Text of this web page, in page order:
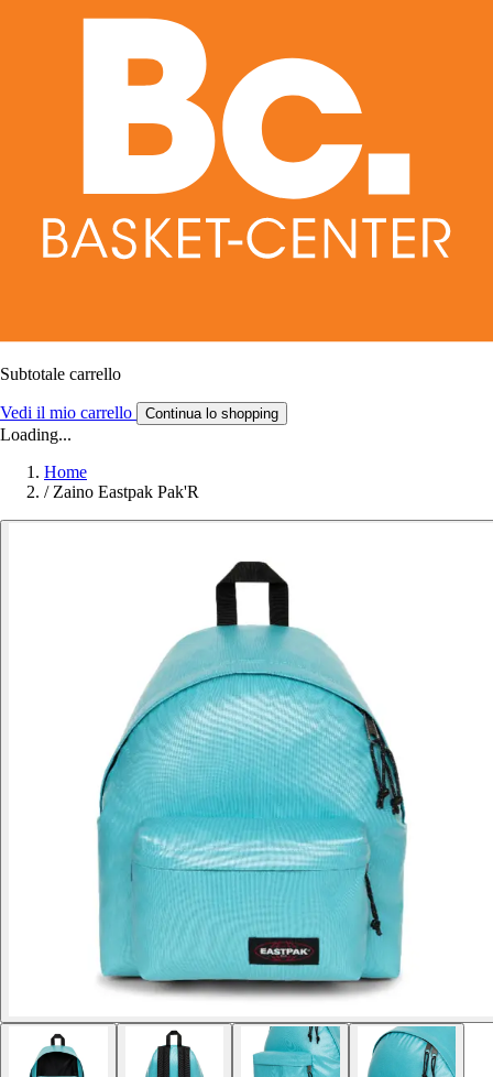
Subtotale carrello
Vedi il mio carrello Continua lo shopping
Loading...
Home
/ Zaino Eastpak Pak'R